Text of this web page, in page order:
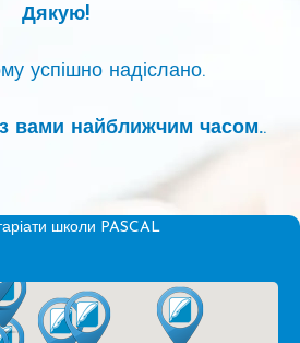
Дякую!
успішно надіслано.
вами найближчим часом..
школи PASCAL